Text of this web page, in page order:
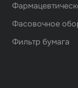
Фасовочноe
Фильтр бумага